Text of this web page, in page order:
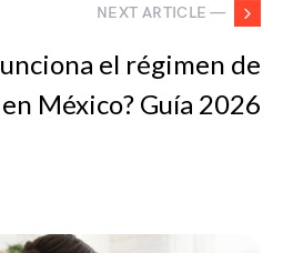
NEXT ARTICLE —
el régimen de
México? Guía 2026